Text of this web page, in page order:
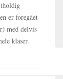
er foregået
med delvis
klaser.